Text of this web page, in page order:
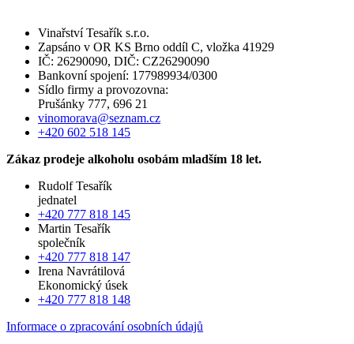
Vinařství Tesařík s.r.o.
Zapsáno v OR KS Brno oddíl C, vložka 41929
IČ: 26290090, DIČ: CZ26290090
Bankovní spojení: 177989934/0300
Sídlo firmy a provozovna:
Prušánky 777, 696 21
vinomorava@seznam.cz
+420 602 518 145
Zákaz prodeje alkoholu osobám mladším 18 let.
Rudolf Tesařík
jednatel
+420 777 818 145
Martin Tesařík
společník
+420 777 818 147
Irena Navrátilová
Ekonomický úsek
+420 777 818 148
Informace o zpracování osobních údajů